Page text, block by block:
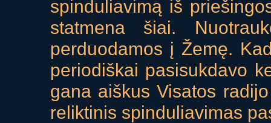
spinduliavimą iš
statmena šiai.
perduodamos į Žemę.
periodiškai pasisukdavo
gana aiškus Visatos
reliktinis spinduliavimas